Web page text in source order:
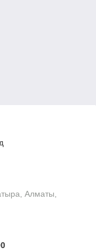
Алматы,